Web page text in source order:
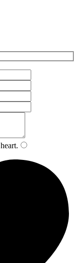
heart.